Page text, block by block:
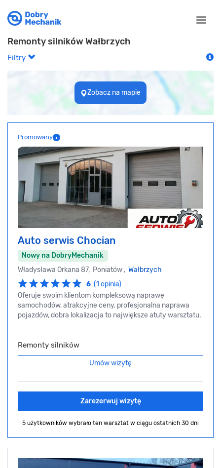
Toggle
Remonty silników Wałbrzych
Filtry
Zobacz na mapie
Promowany
Auto serwis Chocian
Nowy na DobryMechanik
Władysława Orkana 87, Poniatów , Wałbrzych
6 (1 opinia)
Oferuje swoim klientom kompleksową naprawę
samochodów, atrakcyjne ceny, profesjonalna naprawa
pojazdów, dobra lokalizacja to największe atuty warsztatu.
Remonty silników
Umów wizytę
Zarezerwuj wizytę
5 użytkowników wybrało ten warsztat w ciągu ostatnich 30 dni